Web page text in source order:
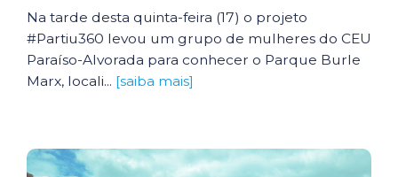
Na tarde desta quinta-feira (17) o projeto
#Partiu360 levou um grupo de mulheres do CEU
Paraíso-Alvorada para conhecer o Parque Burle
Marx, locali... [saiba mais]